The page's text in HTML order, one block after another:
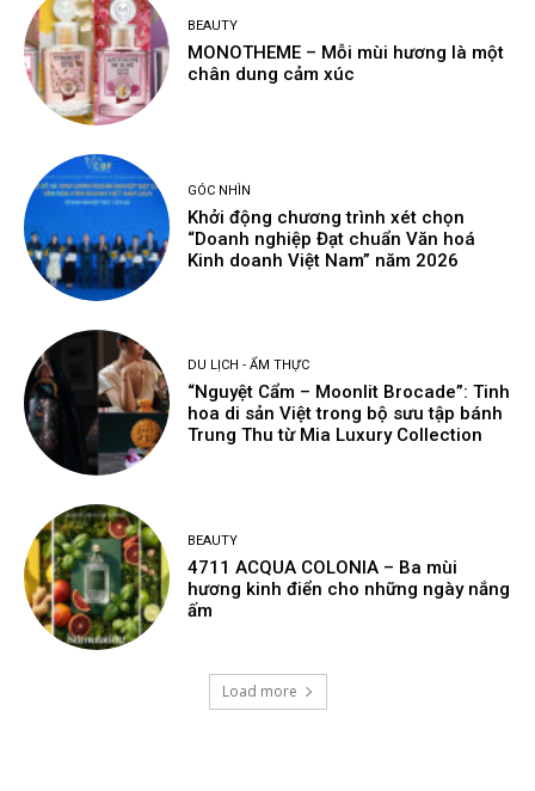
BEAUTY
MONOTHEME – Mỗi mùi hương là một
chân dung cảm xúc
GÓC NHÌN
Khởi động chương trình xét chọn
“Doanh nghiệp Đạt chuẩn Văn hoá
Kinh doanh Việt Nam” năm 2026
DU LỊCH - ẨM THỰC
“Nguyệt Cẩm – Moonlit Brocade”: Tinh
hoa di sản Việt trong bộ sưu tập bánh
Trung Thu từ Mia Luxury Collection
BEAUTY
4711 ACQUA COLONIA – Ba mùi
hương kinh điển cho những ngày nắng
ấm
Load more